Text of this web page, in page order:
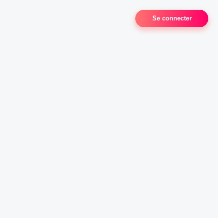
Se connecter